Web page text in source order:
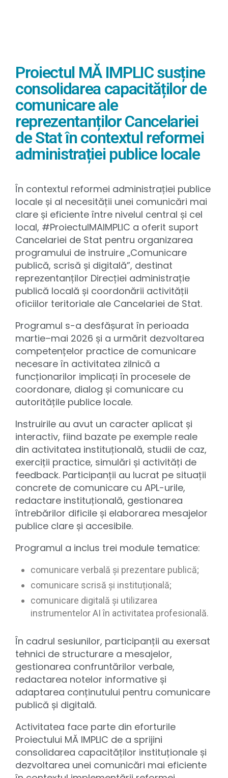
Proiectul MĂ IMPLIC susține
consolidarea capacităților de
comunicare ale
reprezentanților Cancelariei
de Stat în contextul reformei
administrației publice locale
În contextul reformei administrației publice
locale și al necesității unei comunicări mai
clare și eficiente între nivelul central și cel
local, #ProiectulMAIMPLIC a oferit suport
Cancelariei de Stat pentru organizarea
programului de instruire „Comunicare
publică, scrisă și digitală”, destinat
reprezentanților Direcției administrație
publică locală și coordonării activității
oficiilor teritoriale ale Cancelariei de Stat.
Programul s-a desfășurat în perioada
martie–mai 2026 și a urmărit dezvoltarea
competențelor practice de comunicare
necesare în activitatea zilnică a
funcționarilor implicați în procesele de
coordonare, dialog și comunicare cu
autoritățile publice locale.
Instruirile au avut un caracter aplicat și
interactiv, fiind bazate pe exemple reale
din activitatea instituțională, studii de caz,
exerciții practice, simulări și activități de
feedback. Participanții au lucrat pe situații
concrete de comunicare cu APL-urile,
redactare instituțională, gestionarea
întrebărilor dificile și elaborarea mesajelor
publice clare și accesibile.
Programul a inclus trei module tematice:
comunicare verbală și prezentare publică;
comunicare scrisă și instituțională;
comunicare digitală și utilizarea
instrumentelor AI în activitatea profesională.
În cadrul sesiunilor, participanții au exersat
tehnici de structurare a mesajelor,
gestionarea confruntărilor verbale,
redactarea notelor informative și
adaptarea conținutului pentru comunicare
publică și digitală.
Activitatea face parte din eforturile
Proiectului MĂ IMPLIC de a sprijini
consolidarea capacităților instituționale și
dezvoltarea unei comunicări mai eficiente